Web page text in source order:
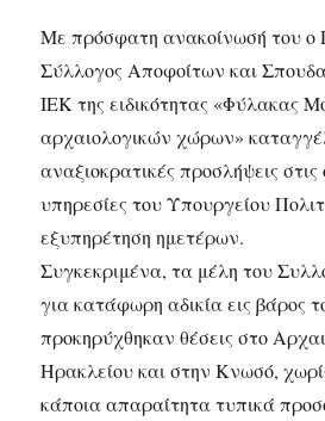
Με πρόσφατη ανακοίνωσή του ο
Σύλλογος Αποφοίτων και
ΙΕΚ της ειδικότητας «Φύλακας
αρχαιολογικών χώρων»
αναξιοκρατικές προσλήψεις
υπηρεσίες του Υπουργείου
εξυπηρέτηση ημετέρων.
Συγκεκριμένα, τα μέλη του
για κατάφωρη αδικία εις βάρος
προκηρύχθηκαν θέσεις στο
Ηρακλείου και στην Κνωσό,
κάποια απαραίτητα τυπικά